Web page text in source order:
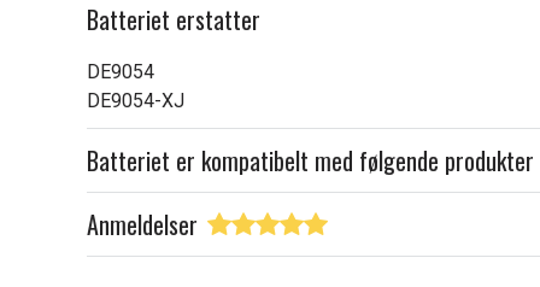
Batteriet erstatter
DE9054
DE9054-XJ
Batteriet er kompatibelt med følgende produkter
Anmeldelser